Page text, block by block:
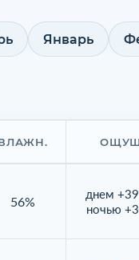
Январь
56%
днем
ночью